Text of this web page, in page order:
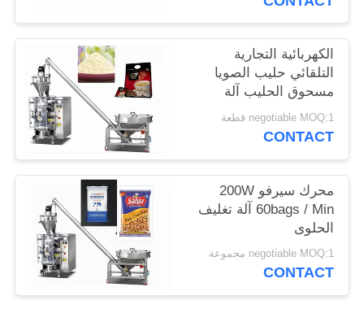
الكهربائية التجارية
التلقائي حليب الصويا
مسحوق الحليب آلة
التعبئة العمودية للشركات
الصغيرة
negotiable MOQ:1 قطعة
CONTACT
محرك سيرفو 200W
60bags / Min آلة تغليف
الحلوى
negotiable MOQ:1 مجموعة
CONTACT